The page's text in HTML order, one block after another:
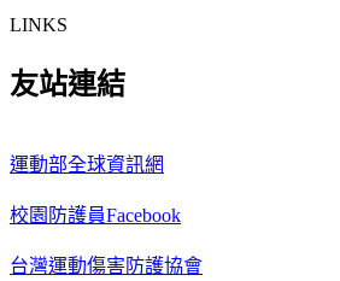
LINKS
友站連結
運動部全球資訊網
校園防護員Facebook
台灣運動傷害防護協會